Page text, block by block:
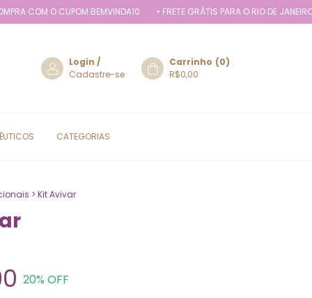
CUPOM BEMVINDA10 • FRETE GRÁTIS PARA O RIO DE JANEIRO EM
Login /
Cadastre-se
Carrinho (0)
R$0,00
CATEGORIAS
> Kit Avivar
20% OFF